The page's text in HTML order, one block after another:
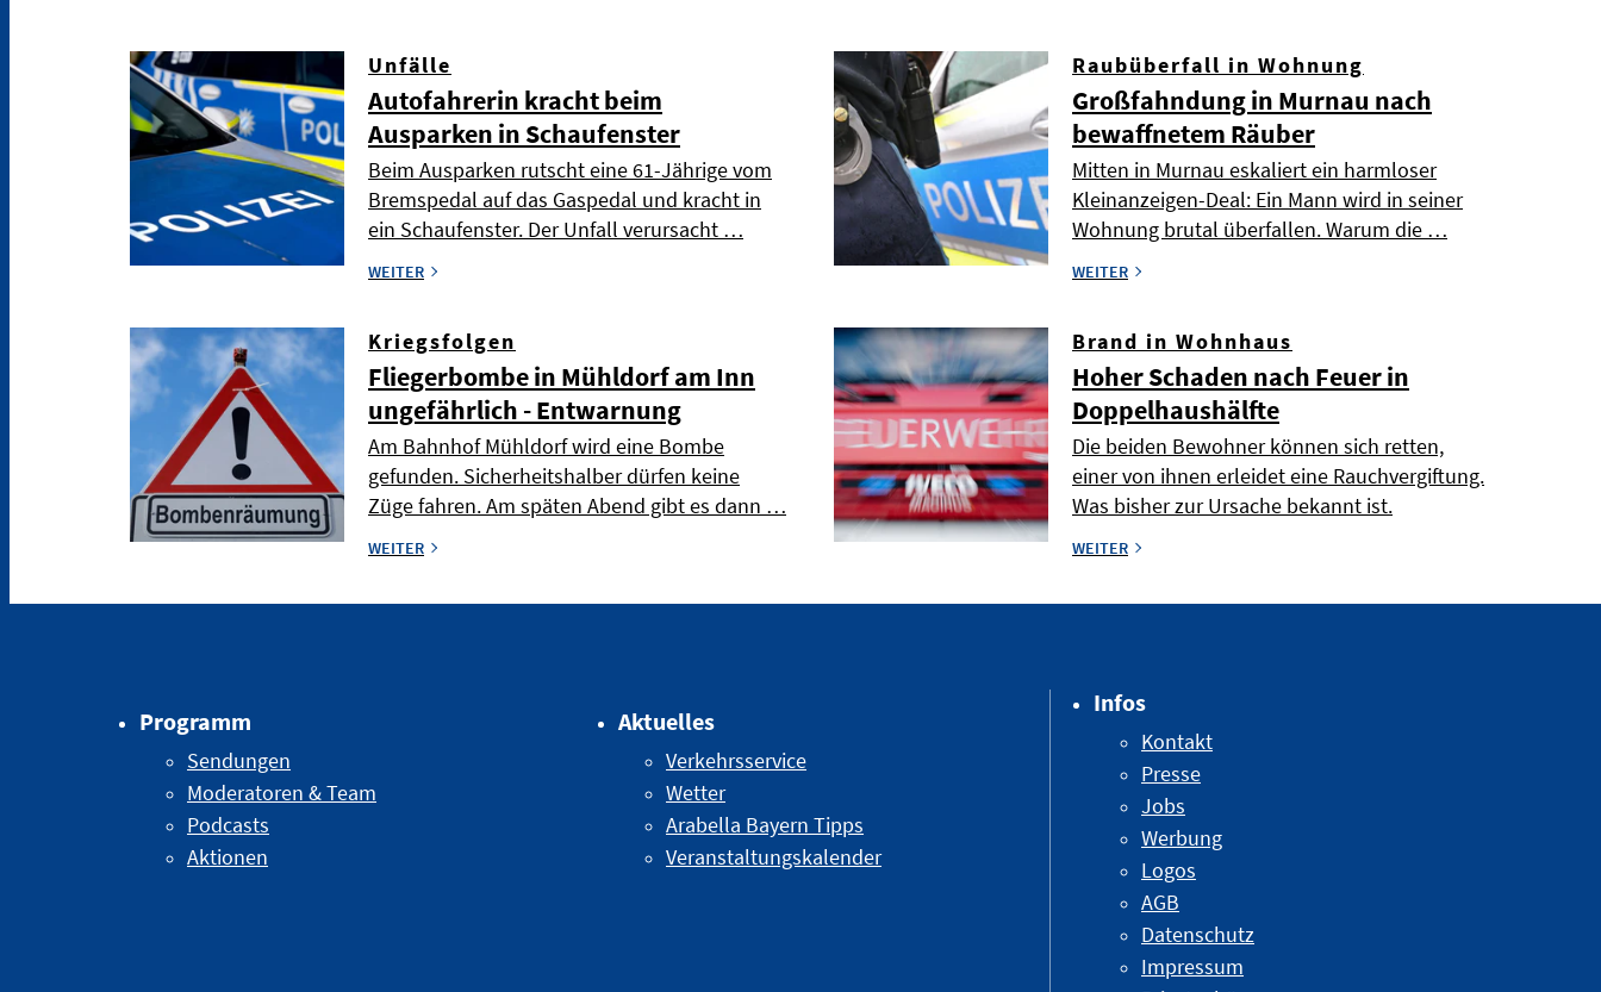
Unfälle
Autofahrerin kracht beim
Ausparken in Schaufenster
Beim Ausparken rutscht eine 61-Jährige vom
Bremspedal auf das Gaspedal und kracht in
ein Schaufenster. Der Unfall verursacht …
WEITER
Raubüberfall in Wohnung
Großfahndung in Murnau nach
bewaffnetem Räuber
Mitten in Murnau eskaliert ein harmloser
Kleinanzeigen-Deal: Ein Mann wird in seiner
Wohnung brutal überfallen. Warum die …
WEITER
Kriegsfolgen
Fliegerbombe in Mühldorf am Inn
ungefährlich - Entwarnung
Am Bahnhof Mühldorf wird eine Bombe
gefunden. Sicherheitshalber dürfen keine
Züge fahren. Am späten Abend gibt es dann …
WEITER
Brand in Wohnhaus
Hoher Schaden nach Feuer in
Doppelhaushälfte
Die beiden Bewohner können sich retten,
einer von ihnen erleidet eine Rauchvergiftung.
Was bisher zur Ursache bekannt ist.
WEITER
Programm
Sendungen
Moderatoren & Team
Podcasts
Aktionen
Aktuelles
Verkehrsservice
Wetter
Arabella Bayern Tipps
Veranstaltungskalender
Infos
Kontakt
Presse
Jobs
Werbung
Logos
AGB
Datenschutz
Impressum